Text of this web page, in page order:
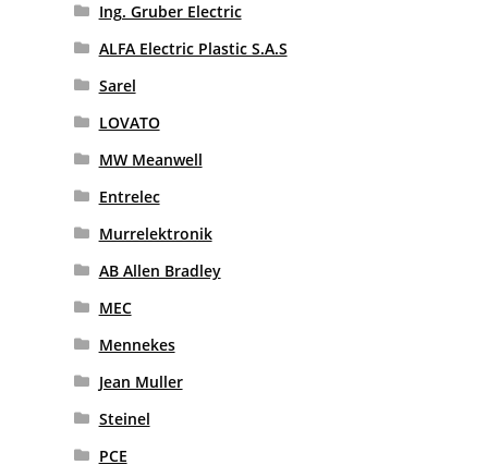
Ing. Gruber Electric
ALFA Electric Plastic S.A.S
Sarel
LOVATO
MW Meanwell
Entrelec
Murrelektronik
AB Allen Bradley
MEC
Mennekes
Jean Muller
Steinel
PCE